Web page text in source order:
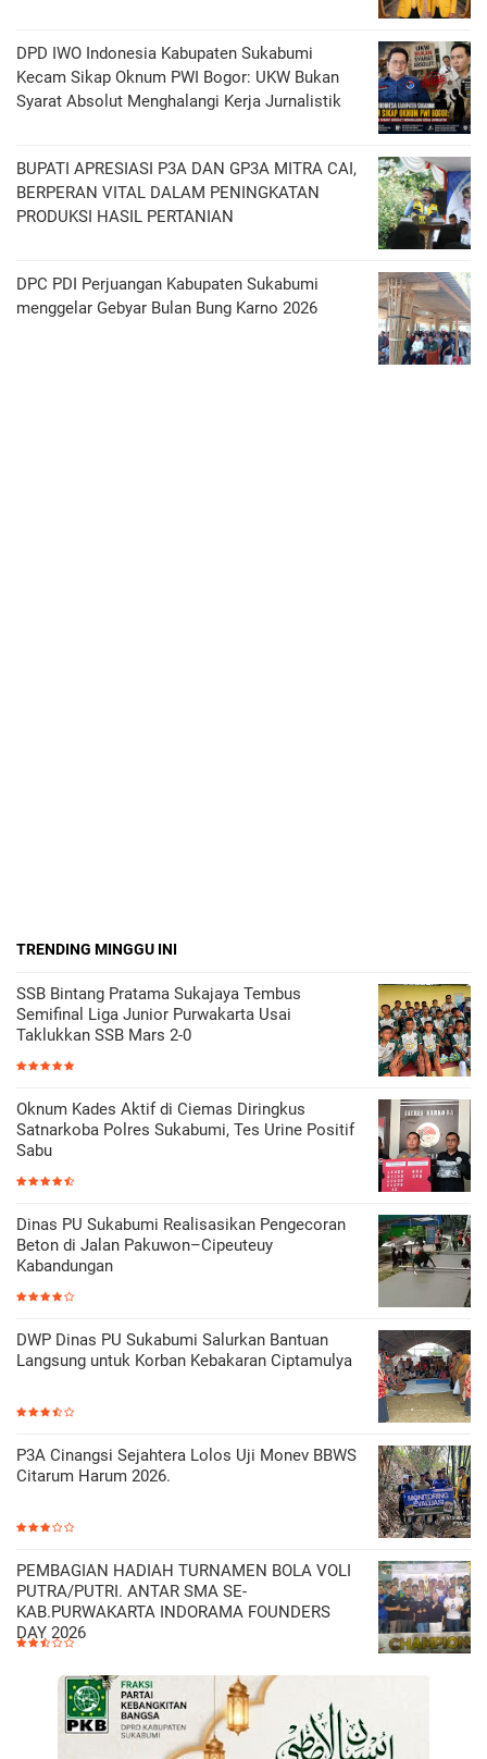
DPD IWO Indonesia Kabupaten Sukabumi
Kecam Sikap Oknum PWI Bogor: UKW Bukan
Syarat Absolut Menghalangi Kerja Jurnalistik
BUPATI APRESIASI P3A DAN GP3A MITRA CAI,
BERPERAN VITAL DALAM PENINGKATAN
PRODUKSI HASIL PERTANIAN
DPC PDI Perjuangan Kabupaten Sukabumi
menggelar Gebyar Bulan Bung Karno 2026
TRENDING MINGGU INI
SSB Bintang Pratama Sukajaya Tembus
Semifinal Liga Junior Purwakarta Usai
Taklukkan SSB Mars 2-0
Oknum Kades Aktif di Ciemas Diringkus
Satnarkoba Polres Sukabumi, Tes Urine Positif
Sabu
Dinas PU Sukabumi Realisasikan Pengecoran
Beton di Jalan Pakuwon–Cipeuteuy
Kabandungan
DWP Dinas PU Sukabumi Salurkan Bantuan
Langsung untuk Korban Kebakaran Ciptamulya
P3A Cinangsi Sejahtera Lolos Uji Monev BBWS
Citarum Harum 2026.
PEMBAGIAN HADIAH TURNAMEN BOLA VOLI
PUTRA/PUTRI. ANTAR SMA SE-
KAB.PURWAKARTA INDORAMA FOUNDERS
DAY 2026